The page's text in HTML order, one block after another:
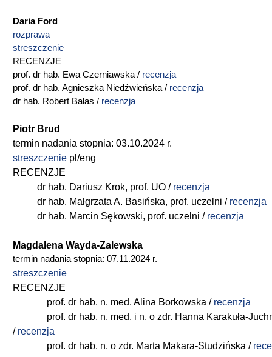
Daria Ford
rozprawa
streszczenie
RECENZJE
prof. dr hab. Ewa Czerniawska / recenzja
prof. dr hab. Agnieszka Niedźwieńska / recenzja
dr hab. Robert Balas / recenzja
Piotr Brud
termin nadania stopnia: 03.10.2024 r.
streszczenie pl/eng
RECENZJE
dr hab. Dariusz Krok, prof. UO / recenzja
dr hab. Małgrzata A. Basińska, prof. uczelni / recenzja
dr hab. Marcin Sękowski, prof. uczelni / recenzja
Magdalena Wayda-Zalewska
termin nadania stopnia: 07.11.2024 r.
streszczenie
RECENZJE
prof. dr hab. n. med. Alina Borkowska / recenzja
prof. dr hab. n. med. i n. o zdr. Hanna Karakuła-
/ recenzja
prof. dr hab. n. o zdr. Marta Makara-Studzińska /